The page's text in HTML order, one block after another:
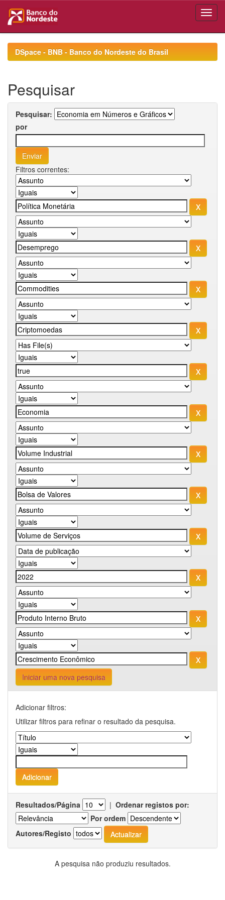
navigationDSpace - BNB - Banco do Nordeste do Brasil
Pesquisar
Pesquisar:
por
Filtros correntes:
Iniciar uma nova pesquisa
Adicionar filtros:
Utilizar filtros para refinar o resultado da pesquisa.
Resultados/Página | Ordenar registos por:
Por ordem
Autores/Registo
A pesquisa não produziu resultados.